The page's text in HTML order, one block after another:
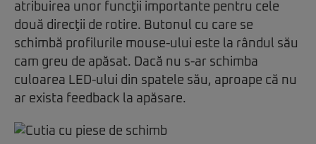
atribuirea unor funcţii importante pentru cele
două direcţii de rotire. Butonul cu care se
schimbă profilurile mouse-ului este la rândul său
cam greu de apăsat. Dacă nu s-ar schimba
culoarea LED-ului din spatele său, aproape că nu
ar exista feedback la apăsare.